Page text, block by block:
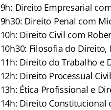
9h: Direito Empresarial
9h30: Direito Penal com
10h: Direito Civil com
10h30: Filosofia do
11h: Direito do Trabalho e
12h: Direito Processual
13h: Ética Profissional e
14h: Direito Constitucional